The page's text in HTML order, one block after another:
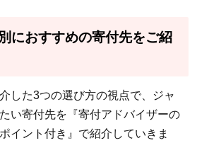
におすすめの寄付先をご紹
した3つの選び方の視点で、ジャ
い寄付先を『寄付アドバイザーの
イント付き』で紹介していきま